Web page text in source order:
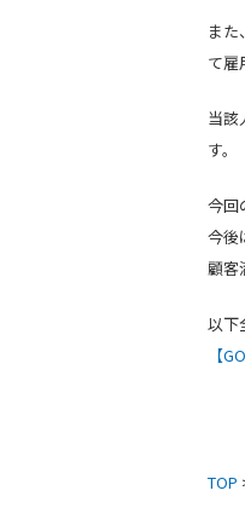
ま
て雇
当該
す。
今回
今後
顧客
以下
【
TOP